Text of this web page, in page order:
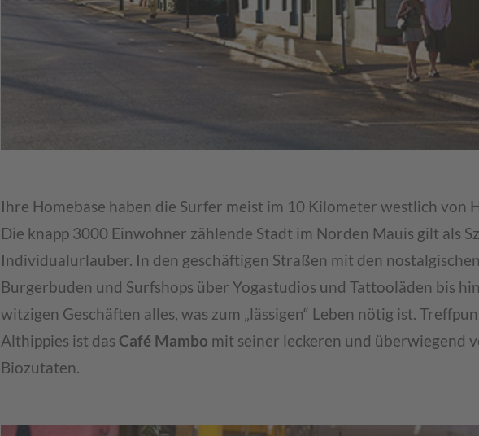
Ihre Homebase haben die Surfer meist im 10 Kilometer westlich von
Die knapp 3000 Einwohner zählende Stadt im Norden Mauis gilt als
Individualurlauber. In den geschäftigen Straßen mit den
Burgerbuden und Surfshops über Yogastudios und Tattooläden bis
witzigen Geschäften alles, was zum „lässigen“ Leben nötig ist.
Althippies ist das Café Mambo mit seiner leckeren und überwiegend
Biozutaten.